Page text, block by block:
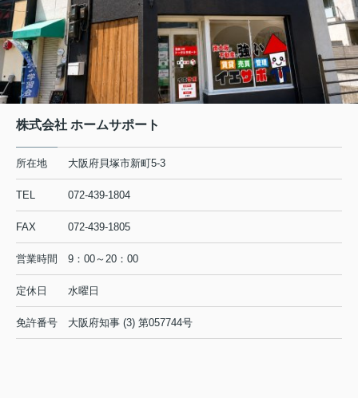
株式会社 ホームサポート
所在地 大阪府貝塚市新町5-3
TEL 072-439-1804
FAX 072-439-1805
営業時間 9：00～20：00
定休日 水曜日
免許番号 大阪府知事 (3) 第057744号